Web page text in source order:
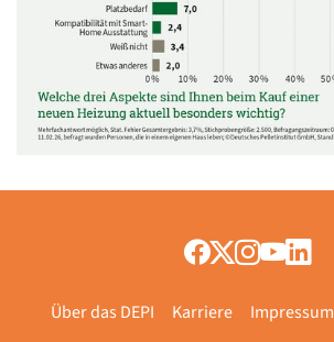
Über das DEPI Karriere Impressum